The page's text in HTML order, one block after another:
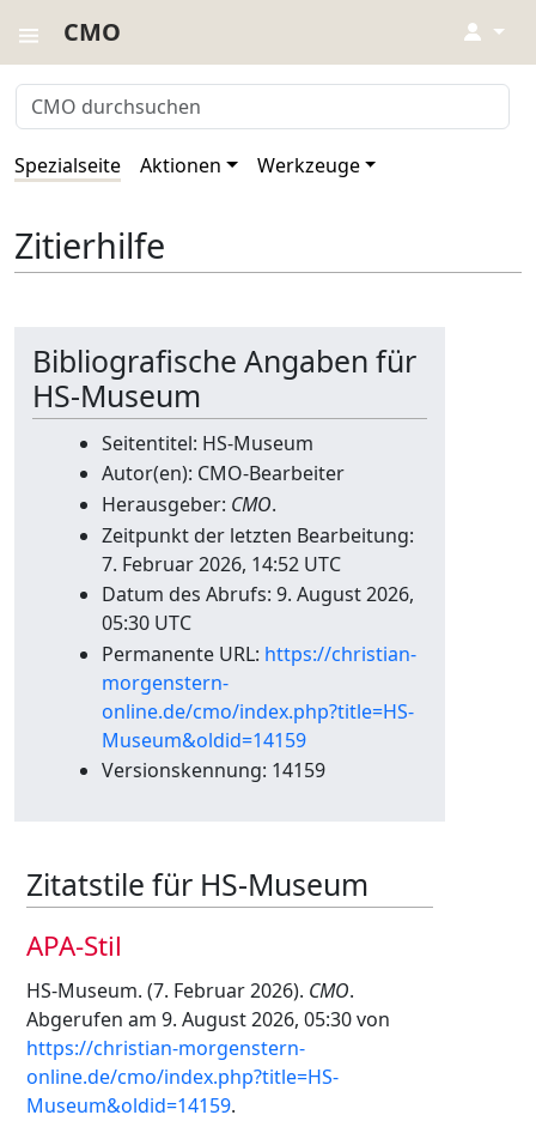
CMO ↓
Spezialseite Aktionen Werkzeuge
Zitierhilfe
Bibliografische Angaben für
HS-Museum
Seitentitel: HS-Museum
Autor(en): CMO-Bearbeiter
Herausgeber: CMO.
Zeitpunkt der letzten Bearbeitung:
7. Februar 2026, 14:52 UTC
Datum des Abrufs: 9. August 2026,
05:30 UTC
Permanente URL: https://christian-
morgenstern-
online.de/cmo/index.php?title=HS-
Museum&oldid=14159
Versionskennung: 14159
Zitatstile für HS-Museum
APA-Stil
HS-Museum. (7. Februar 2026). CMO.
Abgerufen am 9. August 2026, 05:30 von
https://christian-morgenstern-
online.de/cmo/index.php?title=HS-
Museum&oldid=14159.